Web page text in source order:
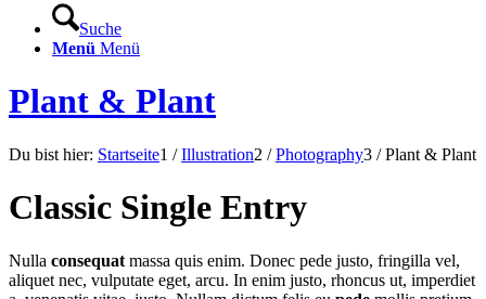
Suche
Menü Menü
Plant & Plant
Du bist hier: Startseite1 / Illustration2 / Photography3 / Plant & Plant
Classic Single Entry
Nulla consequat massa quis enim. Donec pede justo, fringilla vel,
aliquet nec, vulputate eget, arcu. In enim justo, rhoncus ut, imperdiet